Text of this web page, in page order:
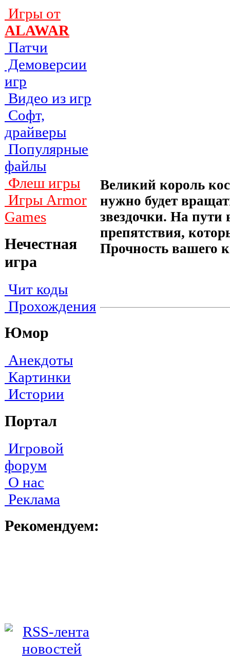
Игры от
ALAWAR
Патчи
Демоверсии
игр
Видео из игр
Софт,
драйверы
Популярные
файлы
Флеш игры
Игры Armor
Games
Нечестная
игра
Чит коды
Прохождения
Юмор
Анекдоты
Картинки
Истории
Портал
Игровой
форум
О нас
Реклама
Рекомендуем:
Великий король
нужно будет
звездочки. На пути
препятствия,
Прочность вашего